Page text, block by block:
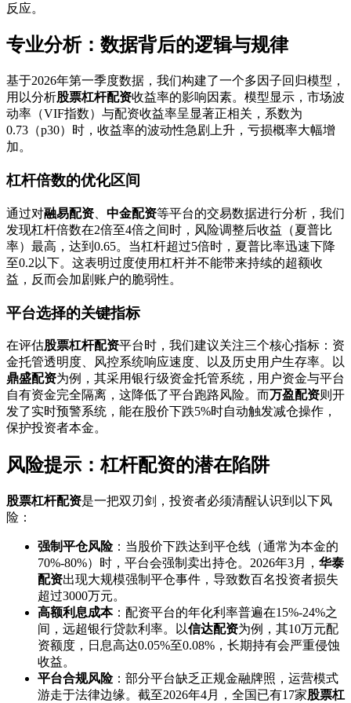
反应。
专业分析：数据背后的逻辑与规律
基于2026年第一季度数据，我们构建了一个多因子回归模型，
用以分析股票杠杆配资收益率的影响因素。模型显示，市场波
动率（VIF指数）与配资收益率呈显著正相关，系数为
0.73（p30）时，收益率的波动性急剧上升，亏损概率大幅增
加。
杠杆倍数的优化区间
通过对融易配资 中金配资等平台的交易数据进行分析，我们
发现杠杆倍数在2倍至4倍之间时，风险调整后收益（夏普比
率）最高，达到0.65。当杠杆超过5倍时，夏普比率迅速下降
至0.2以下。这表明过度使用杠杆并不能带来持续的超额收
益，反而会加剧账户的脆弱性。
平台选择的关键指标
在评估股票杠杆配资平台时，我们建议关注三个核心指标：资
金托管透明度、风控系统响应速度、以及历史用户生存率。以
鼎盛配资为例，其采用银行级资金托管系统，用户资金与平台
自有资金完全隔离，这降低了平台跑路风险。而万盈配资则开
发了实时预警系统，能在股价下跌5%时自动触发减仓操作，
保护投资者本金。
风险提示：杠杆配资的潜在陷阱
股票杠杆配资是一把双刃剑，投资者必须清醒认识到以下风
险：
强制平仓风险：当股价下跌达到平仓线（通常为本金的
70%-80%）时，平台会强制卖出持仓。2026年3月， 华泰
配资出现大规模强制平仓事件，导致数百名投资者损失
超过3000万元。
高额利息成本：配资平台的年化利率普遍在15%-24%之
间，远超银行贷款利率。以信达配资为例，其10万元配
资额度，日息高达0.05%至0.08%，长期持有会严重侵蚀
收益。
平台合规风险：部分平台缺乏正规金融牌照，运营模式
游走于法律边缘。截至2026年4月，全国已有17家股票杠